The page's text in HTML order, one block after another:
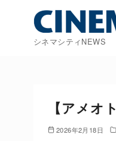
シネマシティNEWS
【アメオ
2026年2月18日